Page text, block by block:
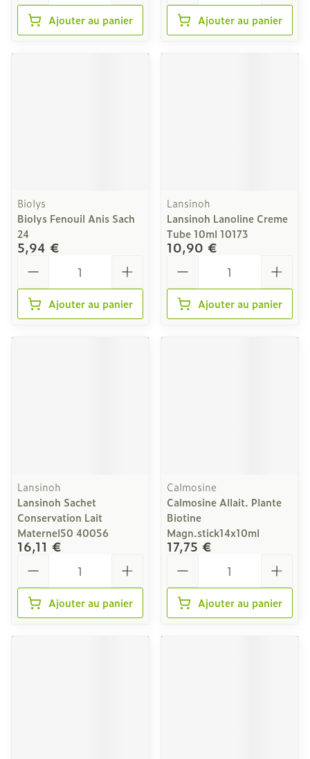
Ajouter au panier Ajouter au panier
Biolys
Biolys Fenouil Anis Sach
24
5,94 €
Ajouter au panier
Lansinoh
Lansinoh Lanoline Creme
Tube 10ml 10173
10,90 €
Ajouter au panier
Lansinoh
Lansinoh Sachet
Conservation Lait
Maternel50 40056
16,11 €
Ajouter au panier
Calmosine
Calmosine Allait. Plante
Biotine
Magn.stick14x10ml
17,75 €
Ajouter au panier